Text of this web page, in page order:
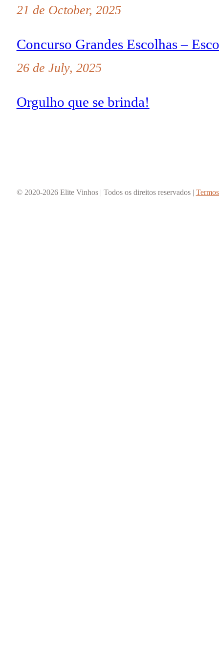
21 de October, 2025
Concurso Grandes Escolhas –
26 de July, 2025
Orgulho que se brinda!
© 2020-2026 Elite Vinhos | Todos os direitos reservados |